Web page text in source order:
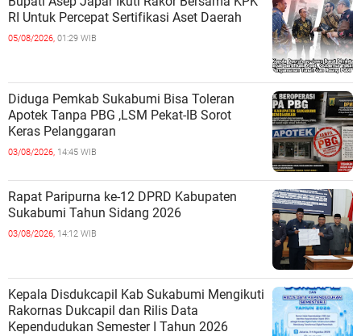
RI Untuk Percepat Sertifikasi Aset Daerah
05/08/2026, 01:29 WIB
Diduga Pemkab Sukabumi Bisa Toleran
Apotek Tanpa PBG ,LSM Pekat-IB Sorot
Keras Pelanggaran
03/08/2026, 14:45 WIB
Rapat Paripurna ke-12 DPRD Kabupaten
Sukabumi Tahun Sidang 2026
03/08/2026, 14:12 WIB
Kepala Disdukcapil Kab Sukabumi Mengikuti
Rakornas Dukcapil dan Rilis Data
Kependudukan Semester I Tahun 2026